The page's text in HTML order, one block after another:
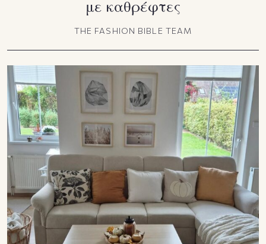
με καθρέφτες
THE FASHION BIBLE TEAM